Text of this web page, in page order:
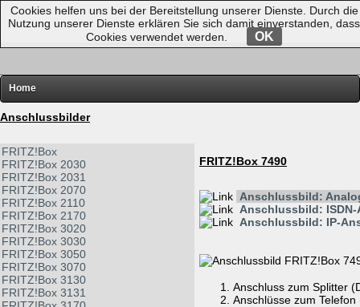
Home
FRITZ!
Hardware
Software
Links
Diverses
Anschlussbilder
FRITZ!Box
FRITZ!Box 2030
FRITZ!Box 2031
FRITZ!Box 2070
FRITZ!Box 2110
FRITZ!Box 2170
FRITZ!Box 3020
FRITZ!Box 3030
FRITZ!Box 3050
FRITZ!Box 3070
FRITZ!Box 3130
FRITZ!Box 3131
FRITZ!Box 7490
Anschlussbild:
Anschlussbild:
Anschlussbild: IP-
Anschluss zum Splitter
Anschlüsse zum
Cookies helfen uns bei der Bereitstellung unserer Dienste. Durch die
Nutzung unserer Dienste erklären Sie sich damit einverstanden, dass
Cookies verwendet werden.
OK